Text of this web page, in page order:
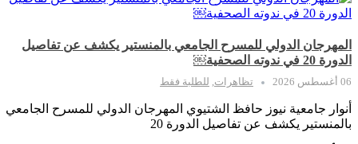
المهرجان الدولي للمسرح الجامعي بالمنستير يكشف عن تفاصيل
الدورة 20 في ندوته الصحفية￼
06 أغسطس 2026 تظاهرات, للطلبة فقط
أنوار جامعية نيوز حافظ الشتيوي المهرجان الدولي للمسرح الجامعي
بالمنستير يكشف عن تفاصيل الدورة 20